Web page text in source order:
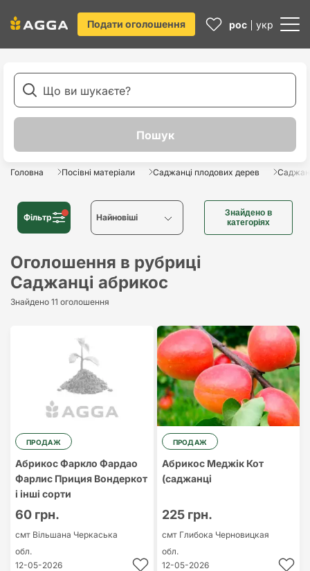
Подати оголошення рос укр
Головна Посівні матеріали Саджанці плодових дерев
Фільтр Найновіші
Найновіші
Найстаріші
Найдешевший
Знайдено в
категоріях
Оголошення в рубриці
Саджанці абрикос
Знайдено 11 оголошення
ПРОДАЖ
Абрикос Фаркло Фардао
Фарлис Приция Вондеркот
і інші сорти
60 грн.
смт Вільшана Черкаська
обл.
12-05-2026
ПРОДАЖ
Абрикос Меджік Кот
(саджанці
225 грн.
смт Глибока Черновицкая
обл.
12-05-2026